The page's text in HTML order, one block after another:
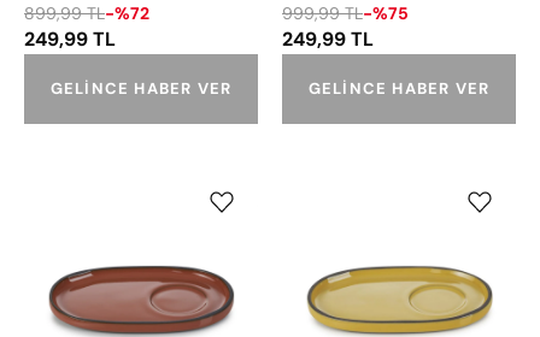
899,99 TL-%72
249,99 TL
GELINCE HABER VER
999,99 TL-%75
249,99 TL
GELINCE HABER VER
Caractere
Fincan
Tabağı
3x8
Caractere
Fincan
Tabağı
13x8